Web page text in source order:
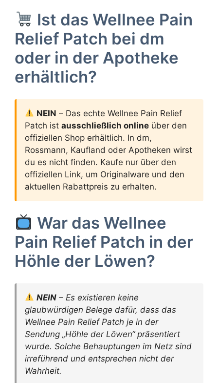
Ist das Wellnee Pain
Relief Patch bei dm
oder in der Apotheke
erhältlich?
NEIN – Das echte Wellnee Pain Relief
Patch ist ausschließlich online über den
offiziellen Shop erhältlich. In dm,
Rossmann, Kaufland oder Apotheken wirst
du es nicht finden. Kaufe nur über den
offiziellen Link, um Originalware und den
aktuellen Rabattpreis zu erhalten.
War das Wellnee
Pain Relief Patch in der
Höhle der Löwen?
NEIN – Es existieren keine
glaubwürdigen Belege dafür, dass das
Wellnee Pain Relief Patch je in der
Sendung „Höhle der Löwen“ präsentiert
wurde. Solche Behauptungen im Netz sind
irreführend und entsprechen nicht der
Wahrheit.